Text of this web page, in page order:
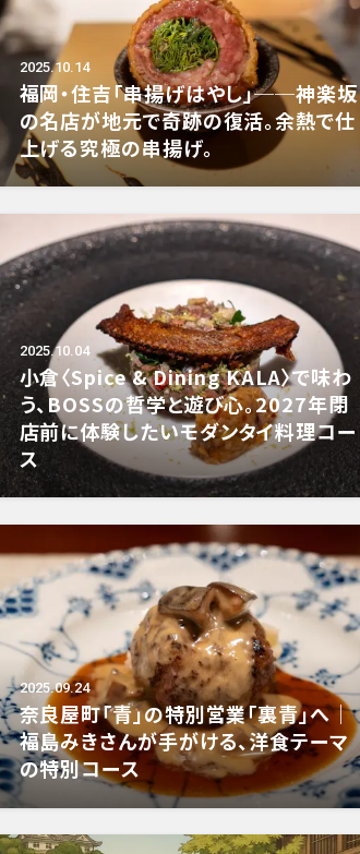
2025.10.14
福岡・住吉「串揚げはやし」──神楽坂
の名店が地元で奇跡の復活。余熱で仕
上げる究極の串揚げ。
2025.10.04
小倉〈Spice & Dining KALA〉で味わ
う、BOSSの哲学と遊び心。2027年閉
店前に体験したいモダンタイ料理コー
ス
2025.09.24
奈良屋町「青」の特別営業「裏青」へ｜
福島みきさんが手がける、洋食テーマ
の特別コース